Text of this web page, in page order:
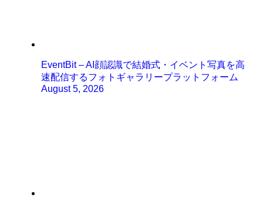
EventBit – AI顔認識で結婚式・イベント写真を高
速配信するフォトギャラリープラットフォーム
August 5, 2026